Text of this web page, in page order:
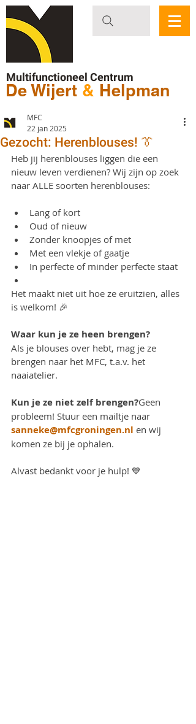
Multifunctioneel Centrum
De Wijert & Helpman
Gezocht: Herenblouses! 👔
MFC
22 jan 2025
Heb jij herenblouses liggen die een
nieuw leven verdienen? Wij zijn op zoek
naar ALLE soorten herenblouses:
Lang of kort
Oud of nieuw
Zonder knoopjes of met
Met een vlekje of gaatje
In perfecte of minder perfecte staat
Het maakt niet uit hoe ze eruitzien, alles
is welkom! 🎉
Waar kun je ze heen brengen?
Als je blouses over hebt, mag je ze
brengen naar het MFC, t.a.v. het
naaiatelier.
Kun je ze niet zelf brengen?Geen
probleem! Stuur een mailtje naar
sanneke@mfcgroningen.nl en wij
komen ze bij je ophalen.
Alvast bedankt voor je hulp! 💙